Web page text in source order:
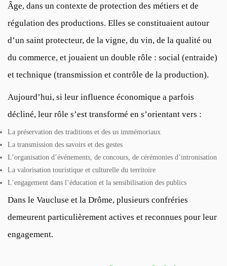
Âge, dans un contexte de protection des métiers et de
régulation des productions. Elles se constituaient autour
d’un saint protecteur, de la vigne, du vin, de la qualité ou
du commerce, et jouaient un double rôle : social (entraide)
et technique (transmission et contrôle de la production).
Aujourd’hui, si leur influence économique a parfois
décliné, leur rôle s’est transformé en s’orientant vers :
La préservation des traditions et des us immémoriaux
La transmission des savoirs et des gestes
L’organisation d’événements, de concours, de cérémonies d’intronisation
La valorisation touristique et culturelle du territoire
L’engagement dans l’éducation et la sensibilisation des publics
Dans le Vaucluse et la Drôme, plusieurs confréries
demeurent particulièrement actives et reconnues pour leur
engagement.